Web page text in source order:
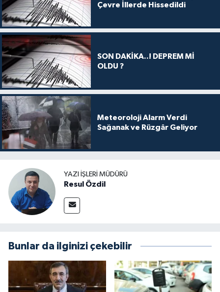
Çevre İllerde Hissedildi
SON DAKİKA..! DEPREM Mİ
OLDU ?
Meteoroloji Alarm Verdi
Sağanak ve Rüzgâr Geliyor
YAZI İŞLERI MÜDÜRÜ
Resul Özdil
Bunlar da ilginizi çekebilir